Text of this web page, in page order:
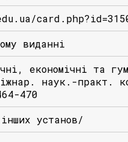
виданні
економічні та
наук.-практ.
470
установ/